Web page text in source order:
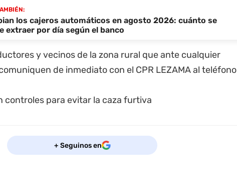
los cajeros automáticos en agosto 2026: cuánto se
extraer por día según el banco
y vecinos de la zona rural que ante cualquier
de inmediato con el CPR LEZAMA al teléfono
+ Seguinos en